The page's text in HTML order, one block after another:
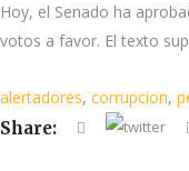
Hoy, el Senado ha
votos a favor. El texto
alertadores, corrupcion,
Share: